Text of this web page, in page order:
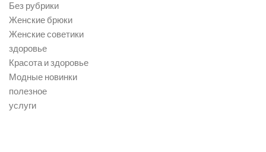
Без рубрики
Женские брюки
Женские советики
здоровье
Красота и здоровье
Модные новинки
полезное
услуги